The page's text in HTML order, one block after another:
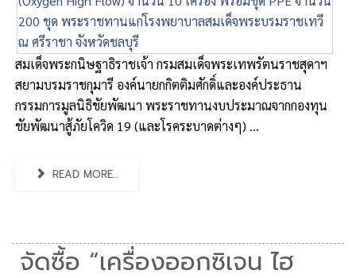
สมเด็จพระกนิษฐาธิราชเจ้า กรมสมเด็จพระเทพรัตนราชสุดาฯ
สยามบรมราชกุมารี องค์นายกกิตติมศักดิ์และองค์ประธาน
กรรมการมูลนิธิชัยพัฒนา พระราชทานงบประมาณจากกองทุน
ชัยพัฒนาสู้ภัยโควิด 19 (และโรคระบาดต่างๆ) ...
READ MORE...
จัดซื้อ “เครื่องออกซิเจน ไฮ